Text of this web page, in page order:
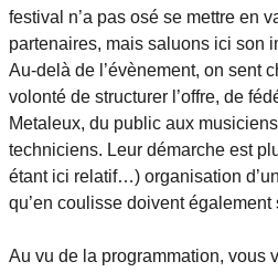
festival n’a pas osé se mettre en
partenaires, mais saluons ici son
Au-delà de l’évènement, on sent
volonté de structurer l’offre, de
Metaleux, du public aux
techniciens. Leur démarche est
étant ici relatif…) organisation
qu’en coulisse doivent
Au vu de la programmation, vous